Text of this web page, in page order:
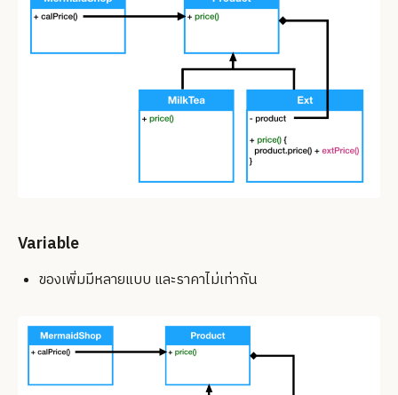
Variable
ของเพิ่มมีหลายแบบ และราคาไม่เท่ากัน